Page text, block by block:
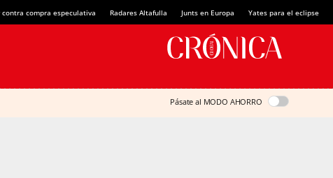
contra compra especulativa Radares Altafulla Junts en Europa Yates para el eclipse
Pásate al MODO AHORRO